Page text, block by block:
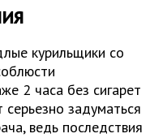
курильщики со
2 часа без сигарет
задуматься
ведь последствия